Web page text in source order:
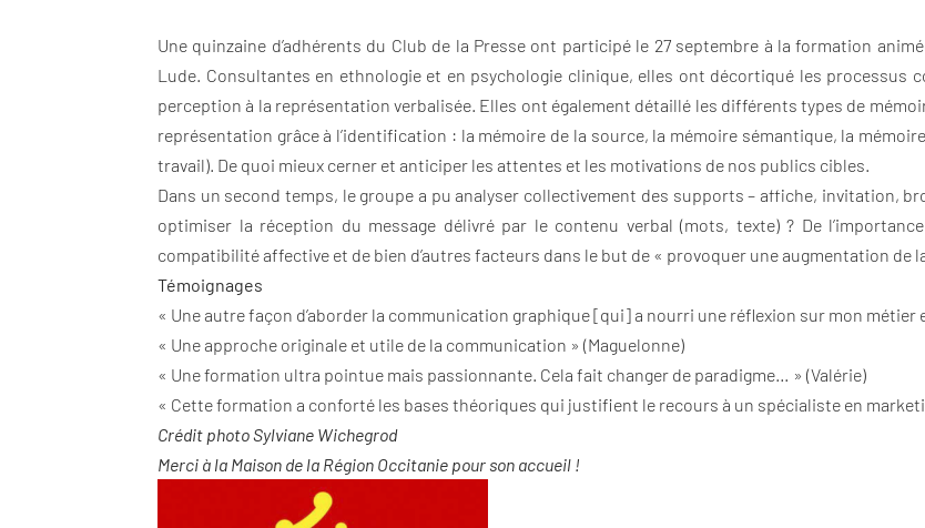
Une quinzaine d’adhérents du Club de la Presse ont participé le 27 septembre à la formation
Lude. Consultantes en ethnologie et en psychologie clinique, elles ont décortiqué les processus
perception à la représentation verbalisée. Elles ont également détaillé les différents types de
représentation grâce à l’identification : la mémoire de la source, la mémoire sémantique, la
travail). De quoi mieux cerner et anticiper les attentes et les motivations de nos publics cibles.
Dans un second temps, le groupe a pu analyser collectivement des supports – affiche, invitation,
optimiser la réception du message délivré par le contenu verbal (mots, texte) ? De
compatibilité affective et de bien d’autres facteurs dans le but de « provoquer une augmentation de
Témoignages
« Une autre façon d’aborder la communication graphique [qui] a nourri une réflexion sur mon métier
« Une approche originale et utile de la communication » (Maguelonne)
« Une formation ultra pointue mais passionnante. Cela fait changer de paradigme… » (Valérie)
« Cette formation a conforté les bases théoriques qui justifient le recours à un spécialiste en
Crédit photo Sylviane Wichegrod
Merci à la Maison de la Région Occitanie pour son accueil !